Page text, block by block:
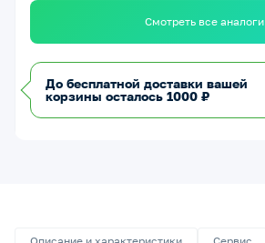
Смотреть все аналоги
До бесплатной доставки вашей
корзины осталось 1000 ₽